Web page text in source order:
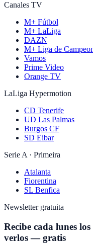
Canales TV
M+ Fútbol
M+ LaLiga
DAZN
M+ Liga de
Vamos
Prime Video
Orange TV
LaLiga Hypermotion
CD Tenerife
UD Las Palmas
Burgos CF
SD Eibar
Serie A · Primeira
Atalanta
Fiorentina
SL Benfica
Newsletter gratuita
Recibe cada lunes
verlos — gratis